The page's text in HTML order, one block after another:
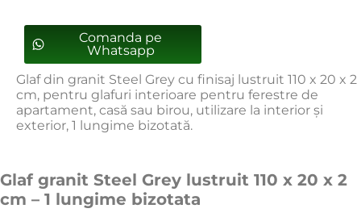
Comanda pe
Whatsapp
Glaf din granit Steel Grey cu finisaj lustruit 110 x 20 x 2
cm, pentru glafuri interioare pentru ferestre de
apartament, casă sau birou, utilizare la interior și
exterior, 1 lungime bizotată.
Glaf granit Steel Grey lustruit 110 x 20 x 2
cm – 1 lungime bizotata